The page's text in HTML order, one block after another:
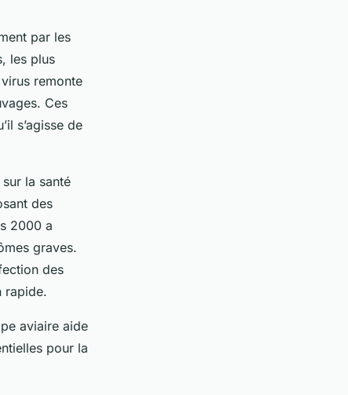
par les
les plus
remonte
Ces
s’agisse de
la santé
des
2000 a
graves.
des
rapide.
aviaire aide
pour la